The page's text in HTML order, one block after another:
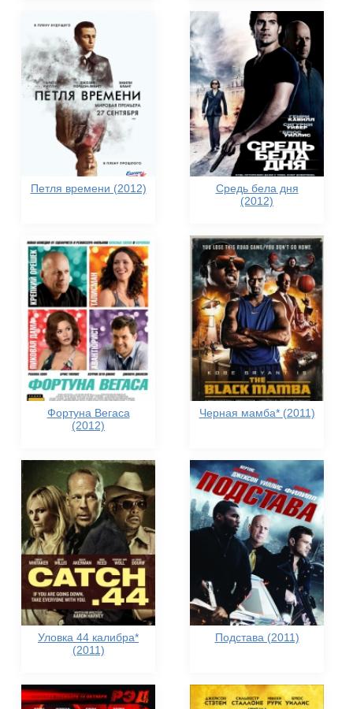
Петля времени (2012)
Средь бела дня
(2012)
Фортуна Вегаса
(2012)
Черная мамба* (2011)
Уловка 44 калибра*
(2011)
Подстава (2011)